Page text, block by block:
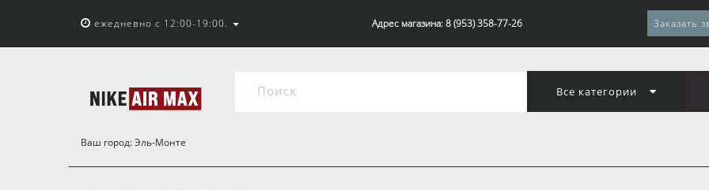
ежедневно с 12:00-19:00. Адрес магазина: 8 (953) 358-77-26 Заказать
Все категории
Ваш город:Эль-Монте